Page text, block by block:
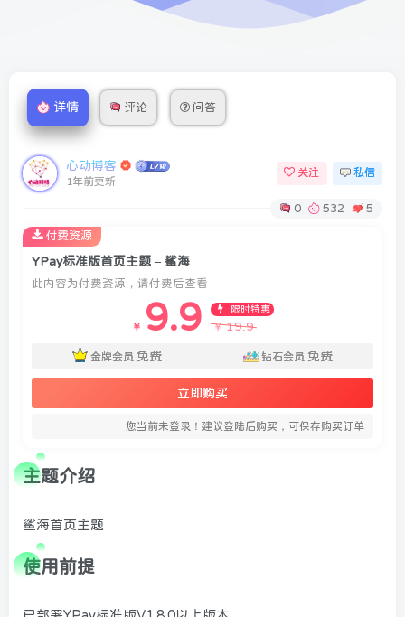
详情 评论 问答
心动博客
1年前更新
关注 私信
0 532 5
YPay标准版首页主题 – 鲨海
此内容为付费资源，请付费后查看
￥ 9.9
限时特惠
￥ 19.9
金牌会员 免费 钻石会员 免费
立即购买
您当前未登录！建议登陆后购买，可保存购买订单
付费资源
主题介绍
鲨海首页主题
使用前提